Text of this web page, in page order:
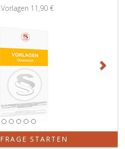
11,90 €
STARTEN